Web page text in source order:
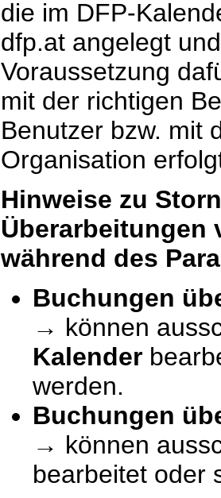
die im DFP-
dfp.at angelegt
Voraussetzung
mit der richtigen
Benutzer bzw. mit
Organisation
Hinweise zu
Überarbeitungen
während des
Buchungen
→ können
Kalender
werden.
Buchungen
→ können
bearbeitet oder